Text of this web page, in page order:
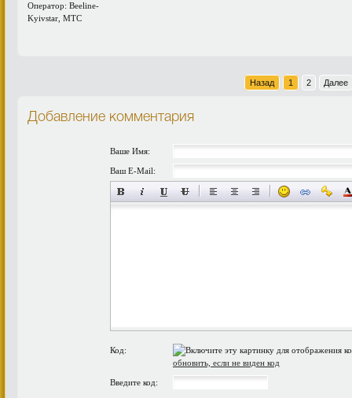
Оператор: Beeline-
Kyivstar, МТС
Назад 1 2 Далее
Добавление комментария
Ваше Имя:
Ваш E-Mail:
Код:
обновить, если не виден код
Введите код: